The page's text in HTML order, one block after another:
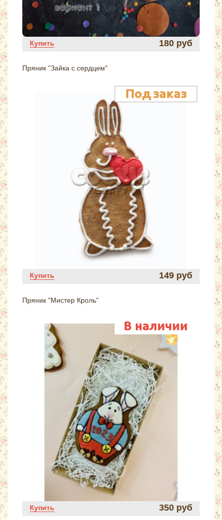
Купить 180 руб
Пряник "Зайка с сердцем"
Купить 149 руб
Пряник "Мистер Кроль"
Купить 350 руб